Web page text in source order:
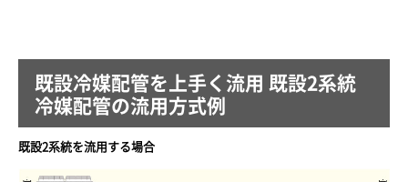
既設冷媒配管を上手く流用 既設2系統
冷媒配管の流用方式例
既設2系統を流用する場合